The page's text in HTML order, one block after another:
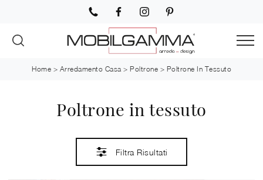
Home > Arredamento Casa > Poltrone > Poltrone In Tessuto
Poltrone in tessuto
Filtra Risultati